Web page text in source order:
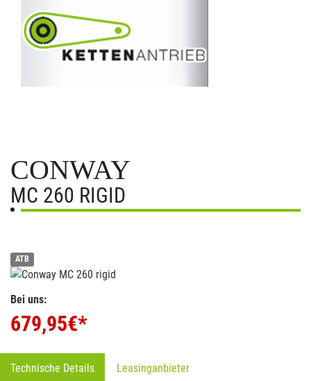
CONWAY
MC 260 RIGID
ATB
Bei uns:
679,95€*
Technische Details Leasinganbieter